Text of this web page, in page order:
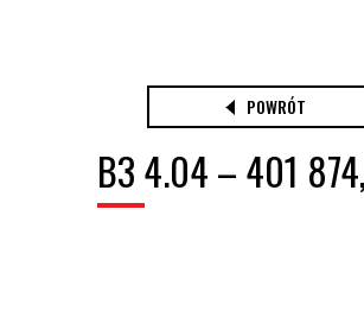
POWRÓT
B3 4.04 – 401